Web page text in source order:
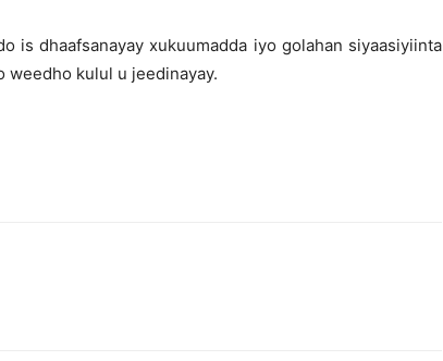
is dhaafsanayay xukuumadda iyo golahan siyaasiyiinta
weedho kulul u jeedinayay.